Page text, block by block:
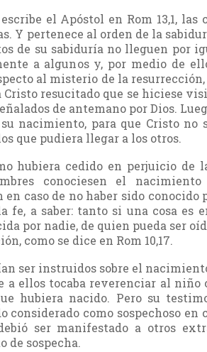
escribe el Apóstol en Rom 13,1,
Y pertenece al orden de la
de su sabiduría no lleguen por
a algunos y, por medio de
al misterio de la resurrección,
Cristo resucitado que se hiciese
de antemano por Dios.
nacimiento, para que Cristo no
que pudiera llegar a los otros.
hubiera cedido en perjuicio
conociesen el
caso de no haber sido conocido
fe, a saber: tanto si una cosa es
por nadie, de quien pueda ser
como se dice en Rom 10,17.
ser instruidos sobre el
a ellos tocaba reverenciar al niño
hubiera nacido. Pero su
considerado como sospechoso en
ser manifestado a otros
de sospecha.